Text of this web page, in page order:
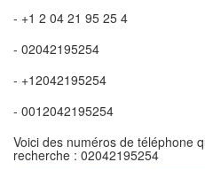
- +1 2 04 21 95 25 4
- 02042195254
- +12042195254
- 0012042195254
Voici des numéros de téléphone
recherche : 02042195254